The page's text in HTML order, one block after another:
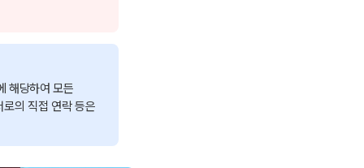
해당하여 모든
의 직접 연락 등은